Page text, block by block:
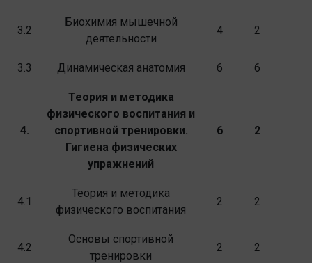
3.2
Биохимия мышечной
деятельности
4 2
3.3 Динамическая анатомия 6 6
4.
Теория и методика
физического воспитания и
спортивной тренировки.
Гигиена физических
упражнений
6 2
4.1
Теория и методика
физического воспитания
2 2
4.2
Основы спортивной
тренировки
2 2